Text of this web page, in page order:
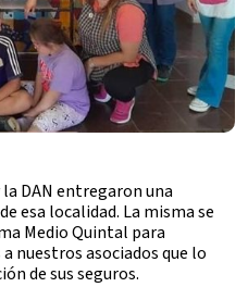
la DAN entregaron una
esa localidad. La misma se
Medio Quintal para
nuestros asociados que lo
de sus seguros.